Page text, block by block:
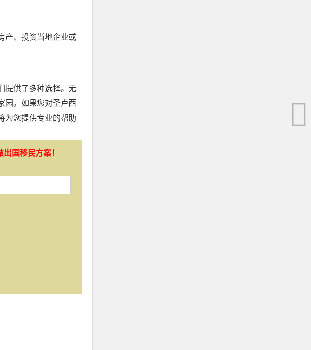
产、投资当地企业或
提供了多种选择。无
园。如果您对圣卢西
为您提供专业的帮助
国移民方案！